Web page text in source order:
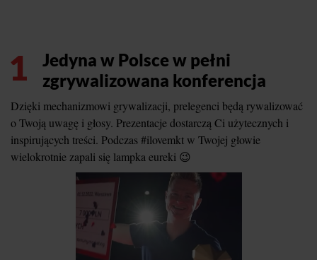
1
Jedyna w Polsce w pełni
zgrywalizowana konferencja
Dzięki mechanizmowi grywalizacji, prelegenci będą rywalizować
o Twoją uwagę i głosy. Prezentacje dostarczą Ci użytecznych i
inspirujących treści. Podczas #ilovemkt w Twojej głowie
wielokrotnie zapali się lampka eureki 😉